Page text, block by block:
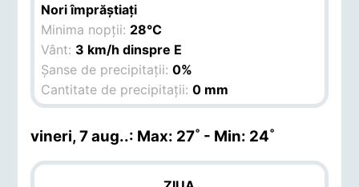
Nori împrăștiați
Minima nopții: 28°C
Vânt: 3 km/h dinspre E
Șanse de precipitații:0%
Cantitate de precipitații:0 mm
vineri, 7 aug..: Max: 27˚ - Min: 24˚